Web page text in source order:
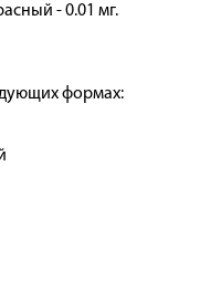
- 0.01 мг.
формах: